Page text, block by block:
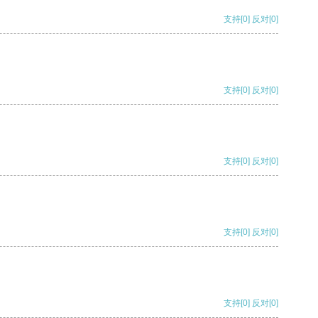
支持[0] 反对[0]
支持[0] 反对[0]
支持[0] 反对[0]
支持[0] 反对[0]
支持[0] 反对[0]